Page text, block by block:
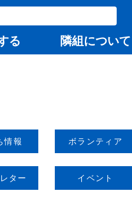
る 隣組について
情報
ター
ボランティア
イベント